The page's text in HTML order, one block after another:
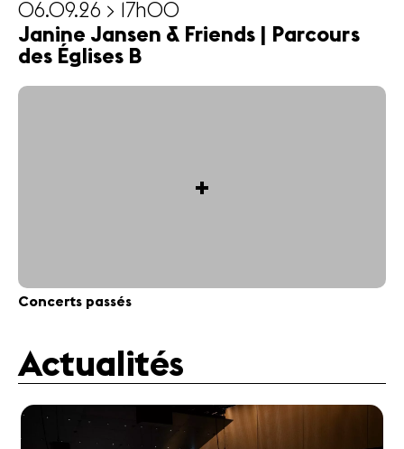
06.09.26 > 17h00
Janine Jansen & Friends | Parcours
des Églises B
+
Concerts passés
Actualités